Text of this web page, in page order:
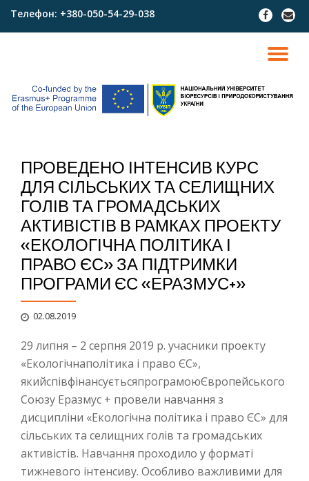
Skip
Телефон: +380-050-54-29-038
fa-
fa-
ПРОВЕДЕНО ІНТЕНСИВ КУРС
ДЛЯ СІЛЬСЬКИХ ТА СЕЛИЩНИХ
ГОЛІВ ТА ГРОМАДСЬКИХ
АКТИВІСТІВ В РАМКАХ ПРОЕКТУ
«ЕКОЛОГІЧНА ПОЛІТИКА І
ПРАВО ЄС» ЗА ПІДТРИМКИ
ПРОГРАМИ ЄС «ЕРАЗМУС+»
02.08.2019
29 липня – 2 серпня 2019 р. учасники проекту
«Екологічнаполітика і право ЄС»,
якийспівфінансуєтьсяпрограмоюЄвропейського
Союзу Еразмус + провели навчання з
дисципліни «Екологічна політика і право ЄС» для
сільських та селищних голів та громадських
активістів. Навчання проходило у форматі
тижневого інтенсиву. Особливо важливими для